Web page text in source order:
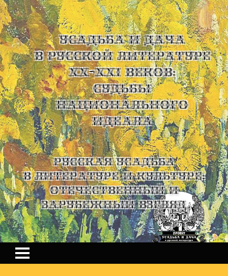
УСАДЬБА И ДАЧА
В РУССКОЙ ЛИТЕРАТУРЕ
XX-XXI ВЕКОВ:
СУДЬБЫ
НАЦИОНАЛЬНОГО
ИДЕАЛА
Русская усадьба
в литературе и культуре:
отечественный и
зарубежный взгляд